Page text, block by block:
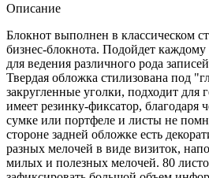
Описание
Блокнот выполнен в классическом
бизнес-блокнота. Подойдет
для ведения различного рода
Твердая обложка стилизована под
закругленные уголки, подходит для
имеет резинку-фиксатор, благодаря
сумке или портфеле и листы не
стороне задней обложке есть
разных мелочей в виде визиток,
милых и полезных мелочей. 80